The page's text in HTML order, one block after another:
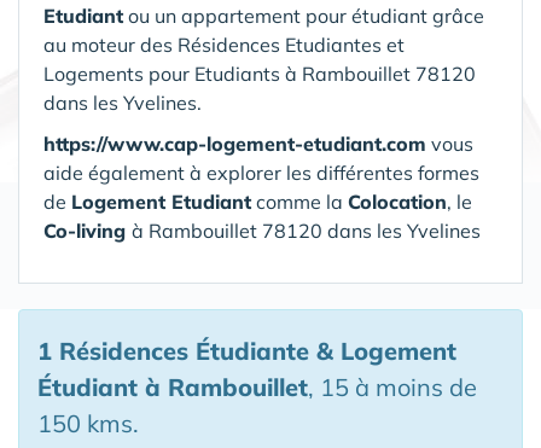
Etudiant ou un appartement pour étudiant grâce
au moteur des Résidences Etudiantes et
Logements pour Etudiants à Rambouillet 78120
dans les Yvelines.
https://www.cap-logement-etudiant.com vous
aide également à explorer les différentes formes
de Logement Etudiant comme la Colocation, le
Co-living à Rambouillet 78120 dans les Yvelines
1 Résidences Étudiante & Logement
Étudiant à Rambouillet, 15 à moins de
150 kms.